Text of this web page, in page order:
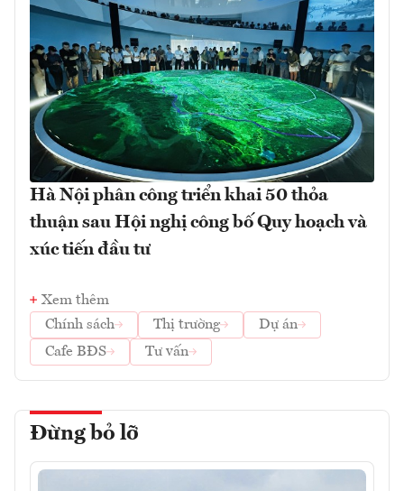
Hà Nội phân công triển khai 50 thỏa
thuận sau Hội nghị công bố Quy hoạch và
xúc tiến đầu tư
Xem thêm
Chính sách
Thị trường
Dự án
Cafe BĐS
Tư vấn
Đừng bỏ lỡ